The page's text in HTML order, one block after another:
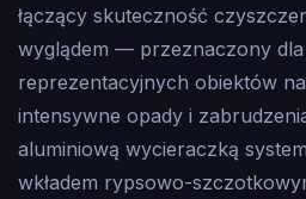
łączący skuteczność
wyglądem — przeznaczony
reprezentacyjnych obiektów
intensywne opady i
aluminiową wycieraczką
wkładem rypsowo-